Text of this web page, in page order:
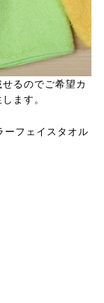
るのでご希望カ
ます。
ーフェイスタオル